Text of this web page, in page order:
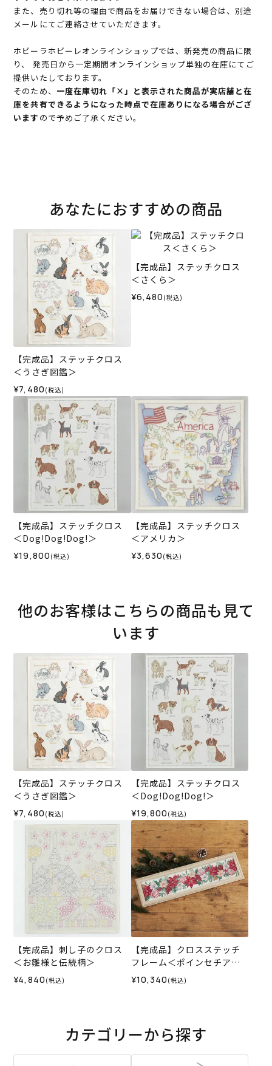
また、売り切れ等の理由で商品をお届けできない場合は、別途
メールにてご連絡させていただきます。
ホビーラホビーレオンラインショップでは、新発売の商品に限
り、 発売日から一定期間オンラインショップ単独の在庫にてご
提供いたしております。
そのため、 一度在庫切れ「×」と表示された商品が実店舗と在
庫を共有できるようになった時点で在庫ありになる場合がござ
います ので予めご了承ください。
あなたにおすすめの商品
【完成品】ステッチクロス
＜うさぎ図鑑＞
¥7,480 (税込)
【完成品】ステッチクロス
＜さくら＞
¥6,480 (税込)
【完成品】ステッチクロス
＜Dog!Dog!Dog!＞
¥19,800 (税込)
【完成品】ステッチクロス
＜アメリカ＞
¥3,630 (税込)
他のお客様はこちらの商品も見て
います
【完成品】ステッチクロス
＜うさぎ図鑑＞
¥7,480 (税込)
【完成品】ステッチクロス
＜Dog!Dog!Dog!＞
¥19,800 (税込)
【完成品】刺し子のクロス
＜お雛様と伝統柄＞
¥4,840 (税込)
【完成品】クロスステッチ
フレーム＜ポインセチアの
ガーランド＞
¥10,340 (税込)
カテゴリーから探す